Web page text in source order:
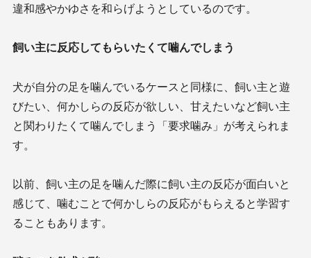
違和感やかゆさを和らげようとしているのです。
飼い主に反応してもらいたくて噛んでしまう
犬が自分の足を噛んでいるケースと同様に、飼い主と遊
びたい、何かしらの反応が欲しい、甘えたいなど飼い主
と関わりたくて噛んでしまう「要求噛み」が考えられま
す。
以前、飼い主の足を噛んだ際に飼い主の反応が面白いと
感じて、噛むことで何かしらの反応がもらえると学習す
ることもあります。